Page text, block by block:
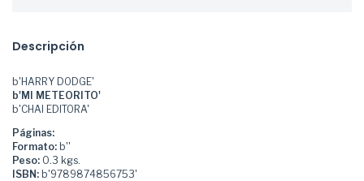
Descripción
b'HARRY DODGE'
b'MI METEORITO'
b'CHAI EDITORA'
Páginas:
Formato: b''
Peso: 0.3 kgs.
ISBN: b'9789874856753'